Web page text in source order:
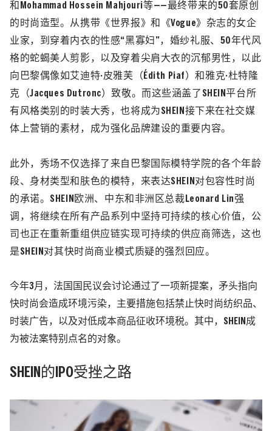
和Mohammad Hossein Mahjouri等——最终带 来的50套原创
的时尚造型。
从携带《世界报》和《Vogue》杂志的女企
业家，到穿着内衣的性感“黑寡妇”，婚纱礼服、50年代风
格的蛇蝎美人剪影，以及穿着尖肩大衣的沉郁男性，以此
向巴黎偶像如艾迪特·皮雅芙
（Édith Piaf）和雅克·杜特隆
克 （Jacques Dutronc） 致敬。而这些涵盖了SHEIN平台所
有风格类别的时装大秀，也将成为SHEIN接下来在社交媒
体上营销的素材，成为强化品牌建设的重要内容。
此外，秀场不仅选择了来自巴黎国际模特学院的各个年龄
段、身材类型和肤色的模特，来表达SHEIN对包容性时尚
的承诺。SHEIN欧洲、中东和非洲区总裁 Leonard Lin强
调，将继续在所有产品系列中坚持可持续的核心价值，公
司也正在重新重组供应链实现可持续的供应商筛选，这也
是SHEIN对其快时尚商业模式质疑的强烈回应。
今年3月，法国国民议会讨论通过了一项新提案，矛头指向
快时尚会造成环境污染，主要措施包括禁止快时尚纺织品、
时装广告，以及对低成本商品征收环境税。其中，SHEIN成
为被法案特别点名的对象。
SHEIN的IPO受挫之路